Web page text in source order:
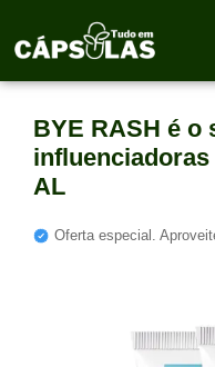
BYE RASH é o
AL
Oferta especial.